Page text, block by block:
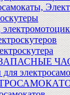
ЗАПАСНЫЕ